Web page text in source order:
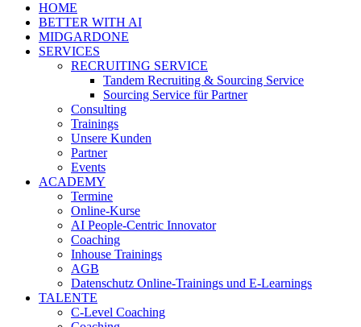
HOME
BETTER WITH AI
MIDGARDONE
SERVICES
RECRUITING SERVICE
Tandem Recruiting & Sourcing Service
Sourcing Service für Partner
Consulting
Trainings
Unsere Kunden
Partner
Events
ACADEMY
Termine
Online-Kurse
AI People-Centric Innovator
Coaching
Inhouse Trainings
AGB
Datenschutz Online-Trainings und E-Learnings
TALENTE
C-Level Coaching